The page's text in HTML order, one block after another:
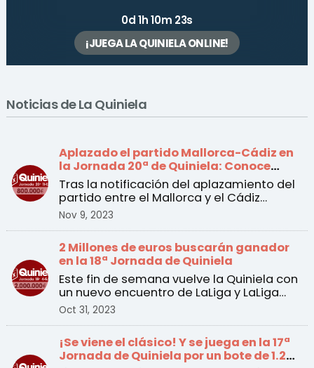
0d 1h 10m 23s
¡JUEGA LA QUINIELA ONLINE!
Noticias de La Quiniela
Aplazado el partido Mallorca-Cádiz en
la Jornada 20ª de Quiniela: Conoce
todos los cambios
Tras la notificación del aplazamiento del
partido entre el Mallorca y el Cádiz
incluido en la 20 ...
Nov 9, 2023
2 Millones de euros buscarán ganador
en la 18ª Jornada de Quiniela
Este fin de semana vuelve la Quiniela con
un nuevo encuentro de LaLiga y LaLiga
Hypermotion a pa ...
Oct 31, 2023
¡Se viene el clásico! Y se juega en la 17ª
Jornada de Quiniela por un bote de 1.2